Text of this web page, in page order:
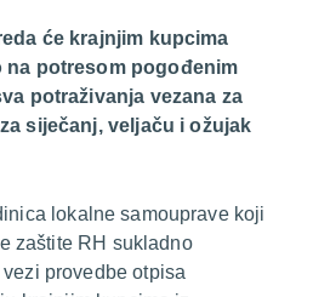
će krajnjim kupcima
na potresom pogođenim
potraživanja vezana za
siječanj, veljaču i ožujak
lokalne samouprave koji
zaštite RH sukladno
provedbe otpisa